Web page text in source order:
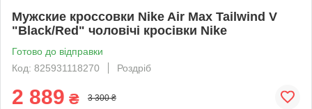
Мужские кроссовки Nike Air Max Tailwind V
"Black/Red" чоловічі кросівки Nike
Готово до відправки
Код: 825931118270
Роздріб
2 889 ₴ 3 300 ₴